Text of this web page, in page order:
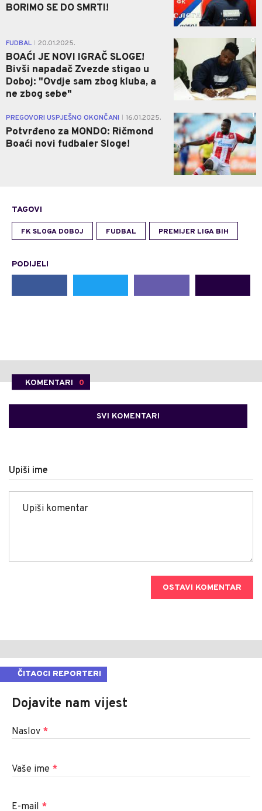
BORIMO SE DO SMRTI!
FUDBAL 20.01.2025.
BOAĆI JE NOVI IGRAČ SLOGE!
Bivši napadač Zvezde stigao u
Doboj: "Ovdje sam zbog kluba, a
ne zbog sebe"
0
PREGOVORI USPJEŠNO OKONČANI 16.01.2025.
Potvrđeno za MONDO: Ričmond
Boaći novi fudbaler Sloge!
1
TAGOVI
FK SLOGA DOBOJ FUDBAL PREMIJER LIGA BIH
PODIJELI
KOMENTARI 0
SVI KOMENTARI
Upiši ime
OSTAVI KOMENTAR
ČITAOCI REPORTERI
Dojavite nam vijest
Naslov *
Vaše ime *
E-mail *